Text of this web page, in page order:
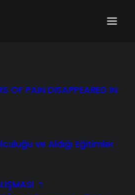
OF PAIN DISAPPEARED IN
ve Aldığı Eğitimler
Yolculuğu ve Aldığı Eğitimler